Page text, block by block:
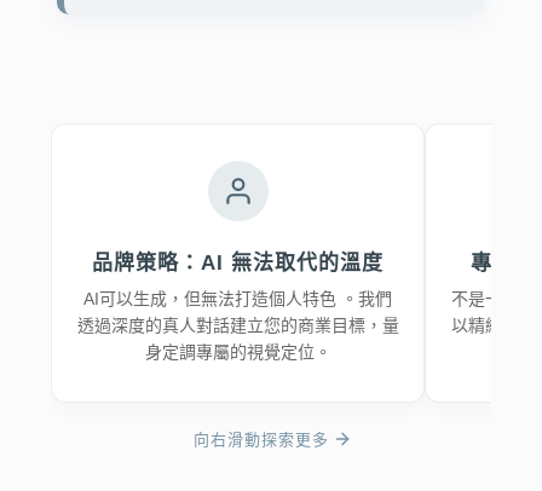
品牌策略：AI 無法取代的溫度
AI可以生成，但無法打造個人特色 。我們
透過深度的真人對話建立您的商業目標，量
身定調專屬的視覺定位。
專業感
不是一般證
以精細的職
向右滑動探索更多